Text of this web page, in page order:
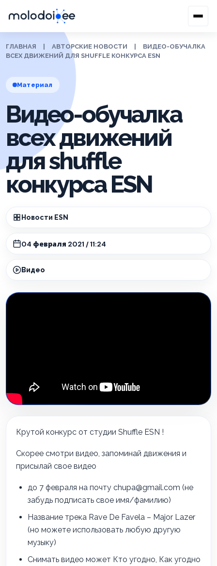
ГЛАВНАЯ АВТОРСКИЕ НОВОСТИ
ВИДЕО-ОБУЧАЛКА
ВСЕХ ДВИЖЕНИЙ ДЛЯ SHUFFLE КОНКУРСА ESN
Материал
Видео-обучалка
всех движений
для shuffle
конкурса ESN
Новости ESN
04 февраля 2021 / 11:24
Видео
Крутой конкурс от студии Shuffle ESN !
Скорее смотри видео, запоминай движения и
присылай свое видео
до 7 февраля на почту chupa@gmail.com (не
забудь подписать свое имя/фамилию)
Название трека Rave De Favela – Major Lazer
(но можете использовать любую другую
музыку)
Снимать видео может Кто угодно, Как угодно